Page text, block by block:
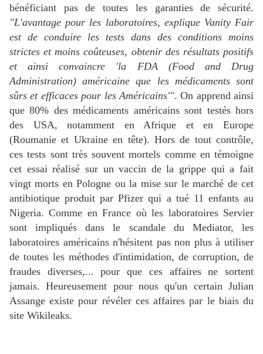
bénéficiant pas de toutes les garanties de sécurité.
"L'avantage pour les laboratoires, explique Vanity Fair
est de conduire les tests dans des conditions moins
strictes et moins coûteuses, obtenir des résultats positifs
et ainsi convaincre 'la FDA (Food and Drug
Administration) américaine que les médicaments sont
sûrs et efficaces pour les Américains'". On apprend ainsi
que 80% des médicaments américains sont testés hors
des USA, notamment en Afrique et en Europe
(Roumanie et Ukraine en tête). Hors de tout contrôle,
ces tests sont très souvent mortels comme en témoigne
cet essai réalisé sur un vaccin de la grippe qui a fait
vingt morts en Pologne ou la mise sur le marché de cet
antibiotique produit par Pfizer qui a tué 11 enfants au
Nigeria. Comme en France où les laboratoires Servier
sont impliqués dans le scandale du Mediator, les
laboratoires américains n'hésitent pas non plus à utiliser
de toutes les méthodes d'intimidation, de corruption, de
fraudes diverses,... pour que ces affaires ne sortent
jamais. Heureusement pour nous qu'un certain Julian
Assange existe pour révéler ces affaires par le biais du
site Wikileaks.